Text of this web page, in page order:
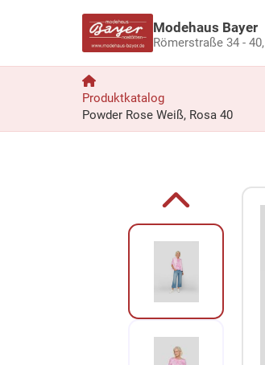
Modehaus Bayer
Römerstraße 34 - 40,
Produktkatalog
Powder Rose Weiß, Rosa 40
Zur Produktbeschreibung springen